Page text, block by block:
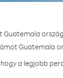
Guatemala
a legjobb